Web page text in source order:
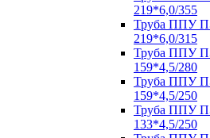
219*6,0/355
Труба ППУ
219*6,0/315
Труба ППУ
159*4,5/280
Труба ППУ
159*4,5/250
Труба ППУ
133*4,5/250